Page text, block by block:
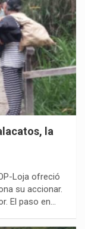
la
Loja ofreció
su accionar.
El paso en…